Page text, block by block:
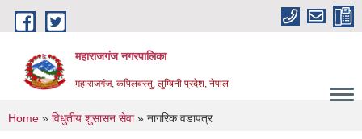
Skip to main content
महाराजगंज नगरपालिका
महाराजगंज, कपिलवस्तु, लुम्बिनी प्रदेश, नेपाल
You are here
Home » विधुतीय शुसासन सेवा» नागरिक वडापत्र